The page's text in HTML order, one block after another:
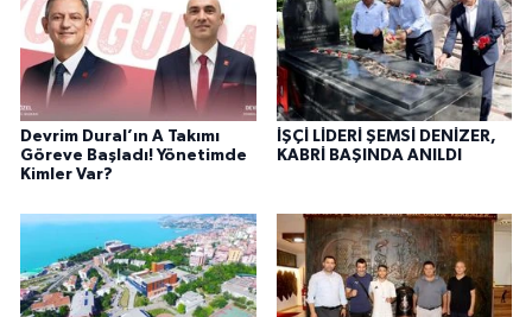
Devrim Dural’ın A Takımı
Göreve Başladı! Yönetimde
Kimler Var?
İŞÇİ LİDERİ ŞEMSİ DENİZER,
KABRİ BAŞINDA ANILDI